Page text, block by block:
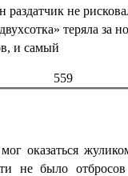
не
теряла за
и самый
559
мог оказаться
не было